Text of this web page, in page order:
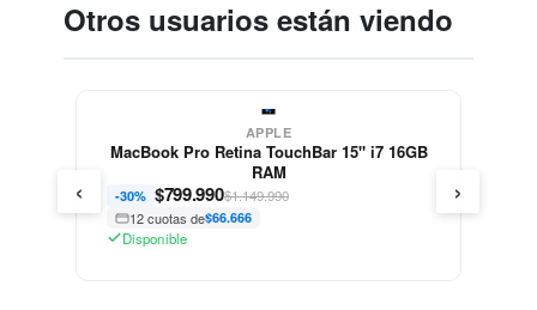
máquinas que ha sacado Apple, increíble como
con el tiempo sigue teniendo un rendimiento
impecable. ¿Y lo mejor? Se puede mejorar,
aumento de RAM, cambio de disco, fácil y
economico para dejarlo tope de linea. Magnifico.
Otros usuarios están viendo
APPLE
MacBook Pro Retina TouchBar 15" i7 16GB
RAM
-30% $799.990$1.149.990
12 cuotas de$66.666
Disponible
‹ ›